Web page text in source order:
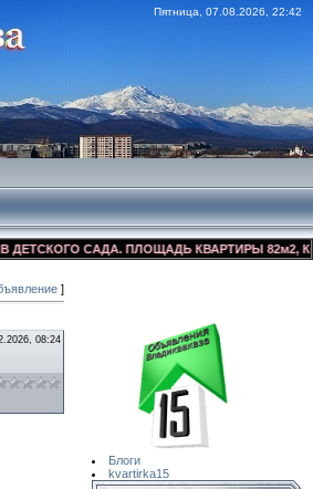
Пятница, 07.08.2026, 22:42
САДА. ПЛОЩАДЬ КВАРТИРЫ 82м2,
]
08:24
Блоги
kvartirka15